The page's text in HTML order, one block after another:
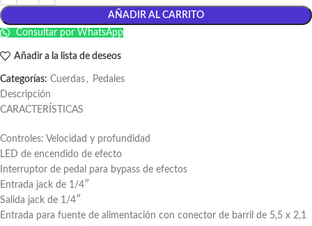
AÑADIR AL CARRITO
Consultar por WhatsApp
Añadir a la lista de deseos
Categorías: Cuerdas , Pedales
Descripción
CARACTERÍSTICAS
Controles: Velocidad y profundidad
LED de encendido de efecto
Interruptor de pedal para bypass de efectos
Entrada jack de 1/4″
Salida jack de 1/4″
Entrada para fuente de alimentación con conector de barril de 5,5 x 2,1